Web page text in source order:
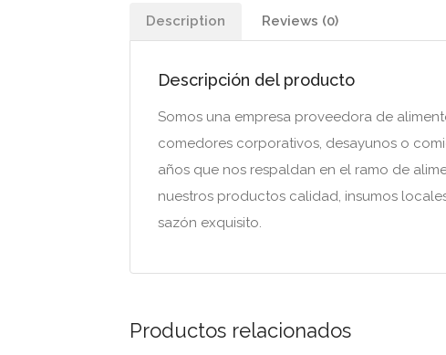
Description Reviews (0)
Descripción del producto
Somos una empresa proveedora de
comedores corporativos, desayunos o
años que nos respaldan en el ramo de
nuestros productos calidad, insumos
sazón exquisito.
Productos relacionados